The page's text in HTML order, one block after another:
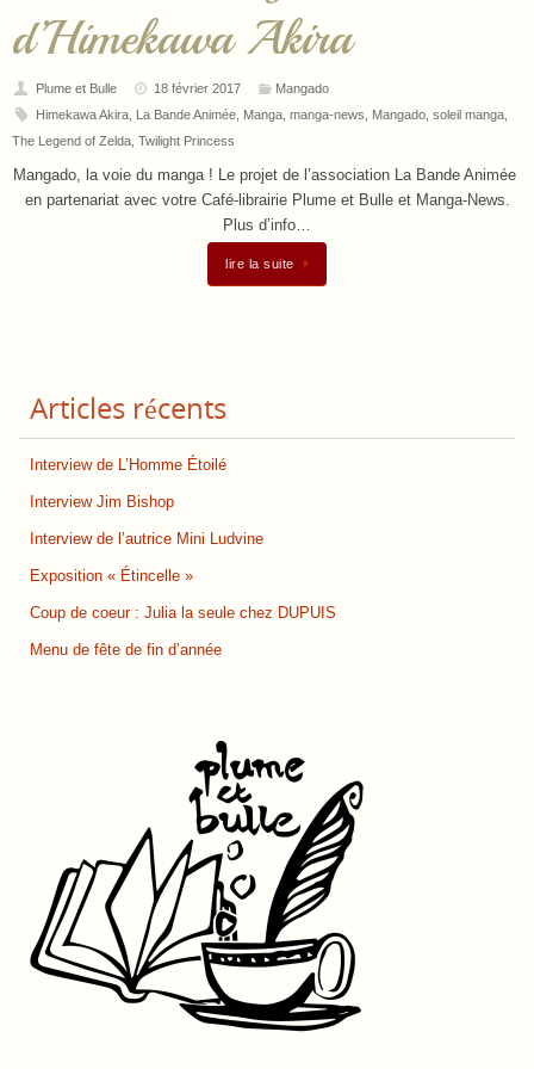
d’Himekawa Akira
Plume et Bulle 18 février 2017
Mangado
Himekawa Akira, La Bande Animée, Manga, manga-news Mangado, soleil manga,
The Legend of Zelda Twilight Princess
Mangado, la voie du manga ! Le projet de l’association La Bande Animée
en partenariat avec votre Café-librairie Plume et Bulle et Manga-News.
Plus d’info…
lire la suite
Articles récents
Interview de L’Homme Étoilé
Interview Jim Bishop
Interview de l’autrice Mini Ludvine
Exposition « Étincelle »
Coup de coeur : Julia la seule chez DUPUIS
Menu de fête de fin d’année